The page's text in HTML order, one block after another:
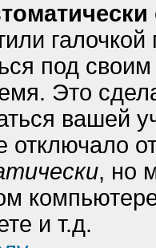
галочкой
под
Это
вашей
отключало
, но
и т.д.